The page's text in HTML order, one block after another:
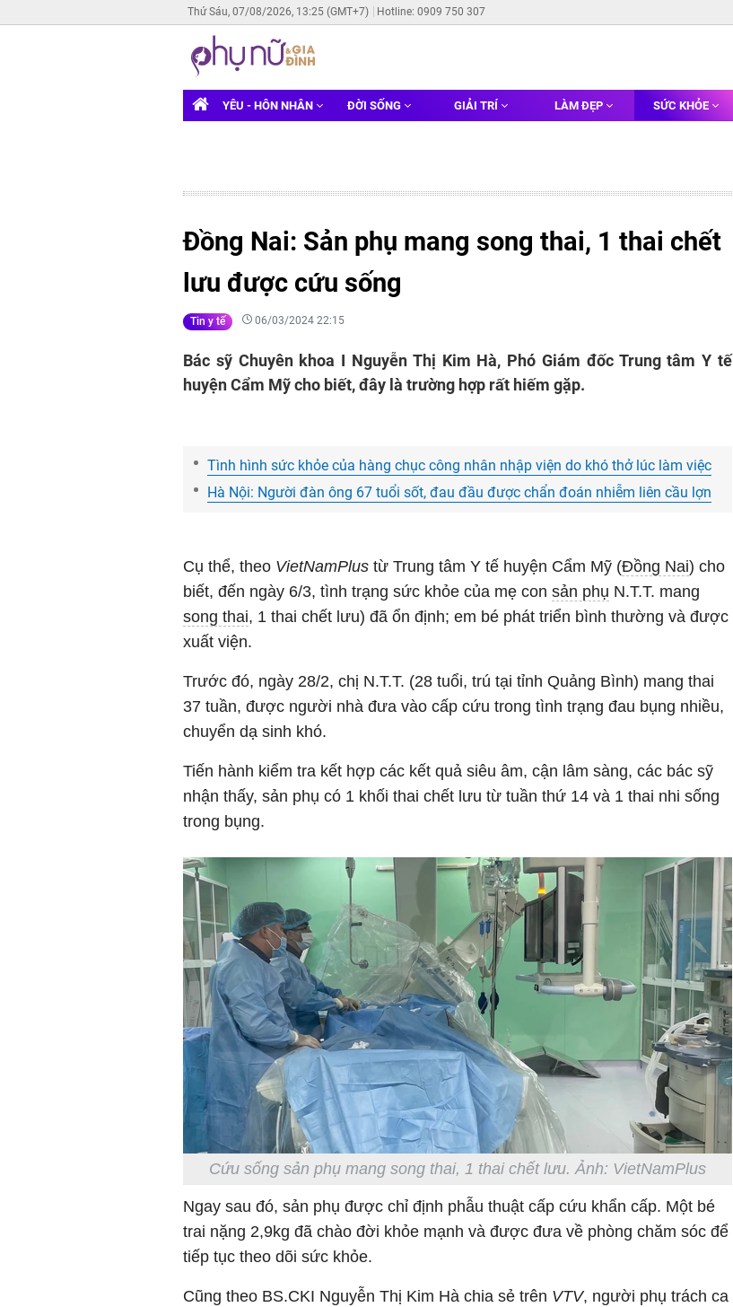
Thứ Sáu, 07/08/2026, 13:25 (GMT+7) Hotline: 0909 750 307
YÊU - HÔN NHÂN ĐỜI SỐNG GIẢI TRÍ LÀM ĐẸP SỨC KHỎE
Đồng Nai: Sản phụ mang song thai, 1 thai chết
lưu được cứu sống
Tin y tế 06/03/2024 22:15
Bác sỹ Chuyên khoa I Nguyễn Thị Kim Hà, Phó Giám đốc Trung tâm Y tế
huyện Cẩm Mỹ cho biết, đây là trường hợp rất hiếm gặp.
Tình hình sức khỏe của hàng chục công nhân nhập viện do khó thở lúc làm việc
Hà Nội: Người đàn ông 67 tuổi sốt, đau đầu được chẩn đoán nhiễm liên cầu lợn
Cụ thể, theo VietNamPlus từ Trung tâm Y tế huyện Cẩm Mỹ (Đồng Nai) cho
biết, đến ngày 6/3, tình trạng sức khỏe của mẹ con sản phụ N.T.T. mang
song thai, 1 thai chết lưu) đã ổn định; em bé phát triển bình thường và được
xuất viện.
Trước đó, ngày 28/2, chị N.T.T. (28 tuổi, trú tại tỉnh Quảng Bình) mang thai
37 tuần, được người nhà đưa vào cấp cứu trong tình trạng đau bụng nhiều,
chuyển dạ sinh khó.
Tiến hành kiểm tra kết hợp các kết quả siêu âm, cận lâm sàng, các bác sỹ
nhận thấy, sản phụ có 1 khối thai chết lưu từ tuần thứ 14 và 1 thai nhi sống
trong bụng.
Cứu sống sản phụ mang song thai, 1 thai chết lưu. Ảnh: VietNamPlus
Ngay sau đó, sản phụ được chỉ định phẫu thuật cấp cứu khẩn cấp. Một bé
trai nặng 2,9kg đã chào đời khỏe mạnh và được đưa về phòng chăm sóc để
tiếp tục theo dõi sức khỏe.
Cũng theo BS.CKI Nguyễn Thị Kim Hà chia sẻ trên VTV, người phụ trách ca